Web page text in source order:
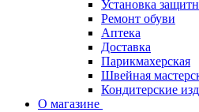
Установка
Ремонт обуви
Аптека
Доставка
Парикмахерская
Швейная
Кондитерские
О магазине